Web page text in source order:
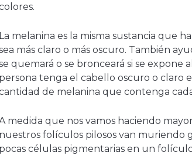
La melanina es la misma sustancia que
más claro o más oscuro. También
quemará o se bronceará si se expone al
persona tenga el cabello oscuro o claro
de melanina que contenga
medida que nos vamos haciendo
nuestros folículos pilosos van muriendo
pocas células pigmentarias en un